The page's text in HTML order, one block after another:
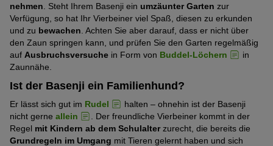
nehmen . Steht Ihrem Basenji ein umzäunter Garten zur
Verfügung, so hat Ihr Vierbeiner viel Spaß, diesen zu erkunden
und zu bewachen . Achten Sie aber darauf, dass er nicht über
den Zaun springen kann, und prüfen Sie den Garten regelmäßig
auf Ausbruchsversuche in Form von Buddel-Löchern
in
Zaunnähe.
Ist der Basenji ein Familienhund?
Er lässt sich gut im Rudel
halten – ohnehin ist der Basenji
nicht gerne allein
. Der freundliche Vierbeiner kommt in der
Regel mit Kindern ab dem Schulalterzurecht, die bereits die
Grundregeln im Umgang mit Tieren gelernt haben und sich